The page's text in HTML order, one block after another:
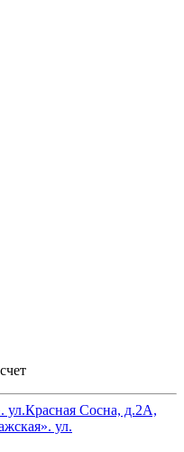
ул.Красная Сосна, д.2А,
ул.